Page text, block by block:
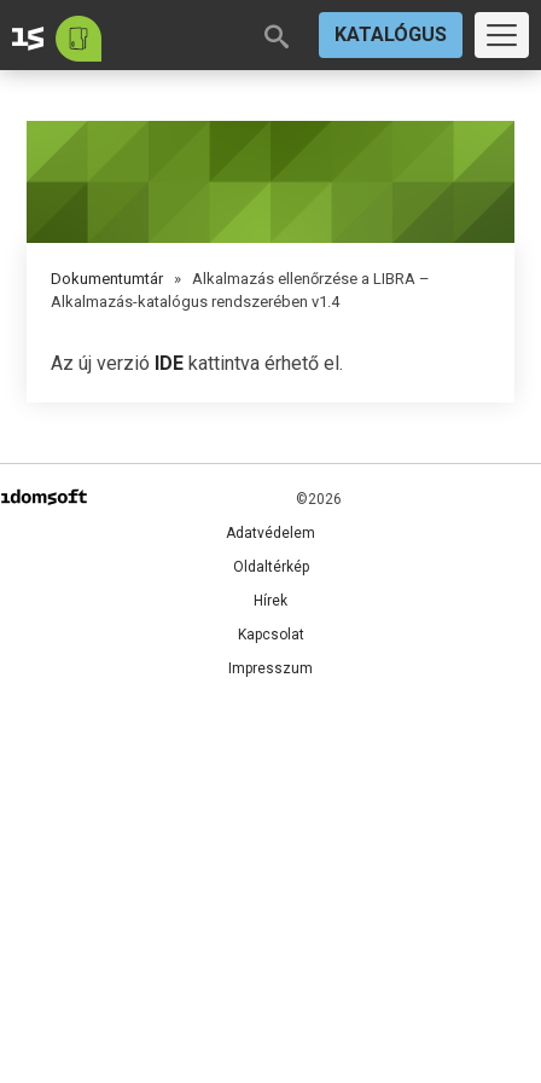
KATALÓGUS
Dokumentumtár» Alkalmazás ellenőrzése a LIBRA –
Alkalmazás-katalógus rendszerében v1.4
Az új verzió IDE kattintva érhető el.
©2026
Adatvédelem
Oldaltérkép
Hírek
Kapcsolat
Impresszum